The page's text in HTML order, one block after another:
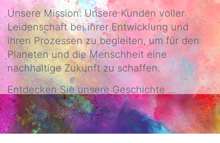
Unsere
Geschichte
Unsere
Strategie
Unsere
Wichtigsten
Zahlen
Unsere
HSE
Access
Neuigkeiten
Rechtliche
Hinweise
DSGVO
Erklärung
Kredit
Unsere Mission: Unsere Kunden voller
Leidenschaft bei ihrer Entwicklung und
ihren Prozessen zu begleiten, um für den
Planeten und die Menschheit eine
nachhaltige Zukunft zu schaffen.
Entdecken Sie unsere Geschichte …